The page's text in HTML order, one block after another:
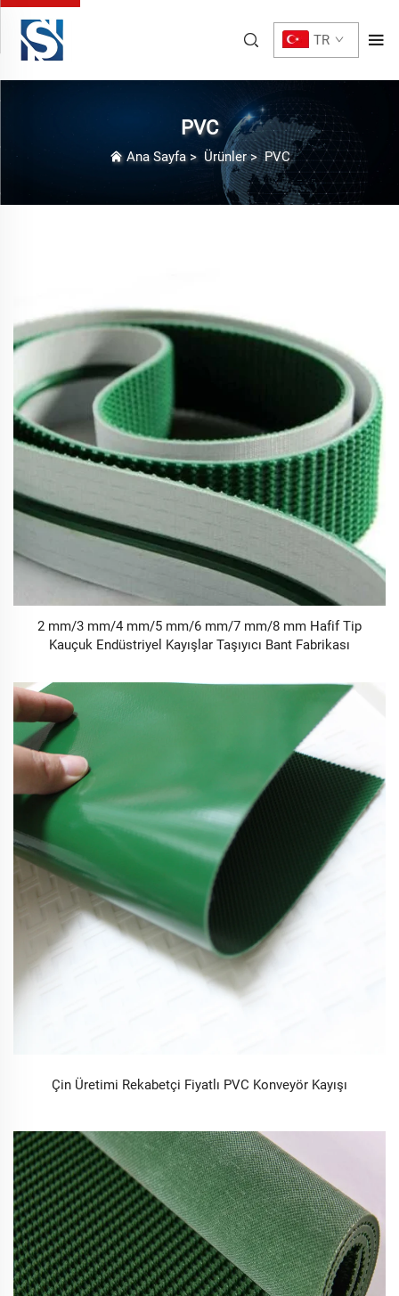
TR
PVC
Ana Sayfa> Ürünler>PVC
2 mm/3 mm/4 mm/5 mm/6 mm/7 mm/8 mm Hafif Tip
Kauçuk Endüstriyel Kayışlar Taşıyıcı Bant Fabrikası
Çin Üretimi Rekabetçi Fiyatlı PVC Konveyör Kayışı